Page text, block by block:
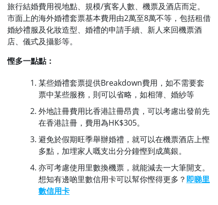
旅行結婚費用視地點、規模/賓客人數、機票及酒店而定。
市面上的海外婚禮套票基本費用由2萬至8萬不等，包括租借
婚紗禮服及化妝造型、婚禮的申請手續、新人來回機票酒
店、儀式及攝影等。
慳多一點點：
某些婚禮套票提供Breakdown費用，如不需要套
票中某些服務，則可以省略，如相簿、婚紗等
外地註冊費用比香港註冊昂貴，可以考慮出發前先
在香港註冊，費用為HK$305。
避免於假期旺季舉辦婚禮，就可以在機票酒店上慳
多點，加埋家人嘅支出分分鐘慳到成萬銀。
亦可考慮使用里數換機票，就能減去一大筆開支。
想知有邊啲里數信用卡可以幫你慳得更多？ 即睇里
數信用卡